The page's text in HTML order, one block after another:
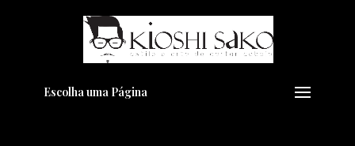
Escolha uma Página
Pensando em transformar seu
Visual??